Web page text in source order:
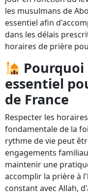
les musulmans de
essentiel afin
dans les délais
horaires de prière
essentiel
de France
Respecter les
fondamentale de la
rythme de vie peut
engagements
maintenir une
accomplir la prière à
constant avec Allah,